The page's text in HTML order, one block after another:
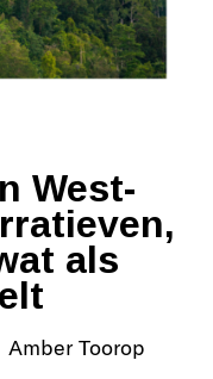
West-
als
Amber Toorop